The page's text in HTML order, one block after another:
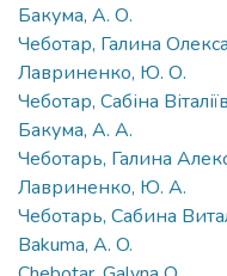
Бакума, А. О.
Чеботар, Галина
Лавриненко, Ю. О.
Чеботар, Сабіна
Бакума, А. А.
Чеботарь, Галина
Лавриненко, Ю. А.
Чеботарь, Сабина
Bakuma, A. O.